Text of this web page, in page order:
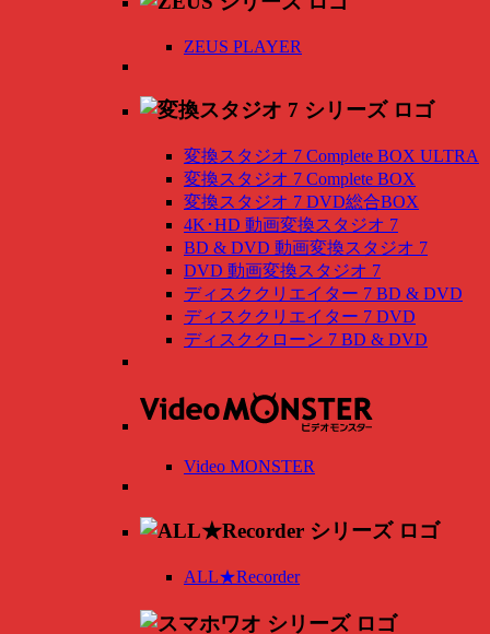
ZEUS PLAYER
変換スタジオ 7 Complete BOX ULTRA
変換スタジオ 7 Complete BOX
変換スタジオ 7 DVD総合BOX
4K･HD 動画変換スタジオ 7
BD & DVD 動画変換スタジオ 7
DVD 動画変換スタジオ 7
ディスククリエイター 7 BD & DVD
ディスククリエイター 7 DVD
ディスククローン 7 BD & DVD
Video MONSTER
ALL★Recorder